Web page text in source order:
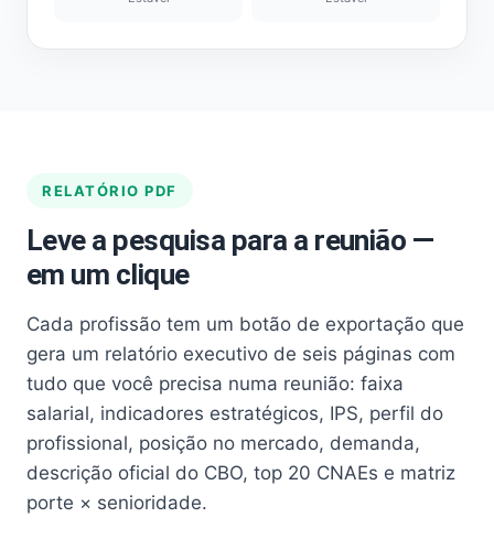
RELATÓRIO PDF
Leve a pesquisa para a reunião —
em um clique
Cada profissão tem um botão de exportação que
gera um relatório executivo de seis páginas com
tudo que você precisa numa reunião: faixa
salarial, indicadores estratégicos, IPS, perfil do
profissional, posição no mercado, demanda,
descrição oficial do CBO, top 20 CNAEs e matriz
porte × senioridade.